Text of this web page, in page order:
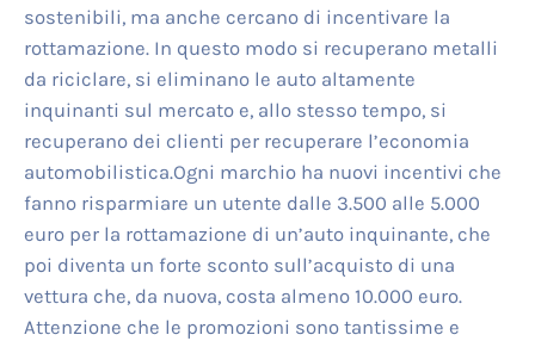
sostenibili, ma anche cercano di incentivare la
rottamazione. In questo modo si recuperano metalli
da riciclare, si eliminano le auto altamente
inquinanti sul mercato e, allo stesso tempo, si
recuperano dei clienti per recuperare l’economia
automobilistica.Ogni marchio ha nuovi incentivi che
fanno risparmiare un utente dalle 3.500 alle 5.000
euro per la rottamazione di un’auto inquinante, che
poi diventa un forte sconto sull’acquisto di una
vettura che, da nuova, costa almeno 10.000 euro.
Attenzione che le promozioni sono tantissime e